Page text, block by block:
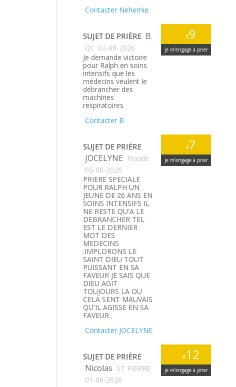
Contacter Nehemie
x9
je m’engage à prier
SUJET DE PRIÈRE B
Qc 02-08-2026
Je demande victoire
pour Ralph en soins
intensifs que les
médecins veulent le
débrancher des
machines
respiratoires
Contacter B
x7
je m’engage à prier
SUJET DE PRIÈRE
JOCELYNE Floride
02-08-2026
PRIERE SPECIALE
POUR RALPH UN
JEUNE DE 26 ANS EN
SOINS INTENSIFS IL
NE RESTE QU'A LE
DEBRANCHER TEL
EST LE DERNIER
MOT DES
MEDECINS
.IMPLORONS LE
SAINT DIEU TOUT
PUISSANT EN SA
FAVEUR JE SAIS QUE
DIEU AGIT
TOUJOURS LA OU
CELA SENT MAUVAIS
QU'IL AGISSE EN SA
FAVEUR .
Contacter JOCELYNE
x12
je m’engage à prier
SUJET DE PRIÈRE
Nicolas ST PIERRE
01-08-2026